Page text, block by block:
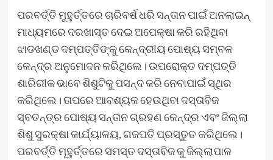
ପରବର୍ତ୍ତି ମୁହୁର୍ତ୍ତରେ ଚାରିବର୍ଷ ଧରି ସନ୍ତାନ ପାଇଁ ଅନଲାଇନ୍
ମାଧ୍ୟମରେ ଦରଖାସ୍ତ ଦେଇ ଅପେକ୍ଷା କରି ରହିଥିବା
ଝାଡଖଣ୍ଡ ଦମ୍ପତ୍ତିଙ୍କୁ କେନ୍ଦ୍ରୀୟ ପୋଷ୍ୟ ସମ୍ବଳ
କେନ୍ଦ୍ର ଅନୁମୋଦନ କରିଥିଲେ। ଉପରୋକ୍ତ ଦମ୍ପତ୍ତି
ଶାରିରୀକ ଭାବେ ଶିଶୁଟିକୁ ପସନ୍ଦ କରି ନେବାପାଇଁ ସ୍ଥିର
କରିଥିଲେ। ତାପରେ ଆବଶ୍ୟକ ହେଉଥିବା ଦସ୍ତାବିଜ
ସ୍ବତନ୍ତ୍ର ପୋଷ୍ୟ ସନ୍ତାନ ଗ୍ରହଣ କେନ୍ଦ୍ର ଏବଂ ଜିଲ୍ଲା
ଶିଶୁ ସୁରକ୍ଷା କାର୍ଯ୍ୟାଳୟ, ଗଜପତି ପ୍ରସ୍ତୁତ କରିଥିଲେ।
ପରବର୍ତ୍ତି ମୂହୁର୍ତ୍ତରେ ସମସ୍ତ ଦସ୍ତାବିଜ କୁ ଜିଲ୍ଲାପାଳ